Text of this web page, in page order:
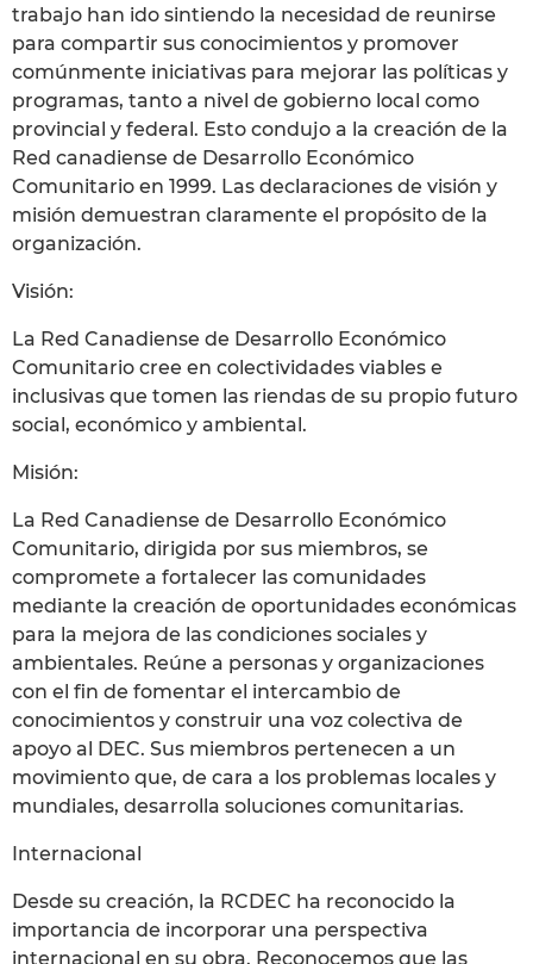
trabajo han ido sintiendo la necesidad de reunirse
para compartir sus conocimientos y promover
comúnmente iniciativas para mejorar las políticas y
programas, tanto a nivel de gobierno local como
provincial y federal. Esto condujo a la creación de la
Red canadiense de Desarrollo Económico
Comunitario en 1999. Las declaraciones de visión y
misión demuestran claramente el propósito de la
organización.
Visión:
La Red Canadiense de Desarrollo Económico
Comunitario cree en colectividades viables e
inclusivas que tomen las riendas de su propio futuro
social, económico y ambiental.
Misión:
La Red Canadiense de Desarrollo Económico
Comunitario, dirigida por sus miembros, se
compromete a fortalecer las comunidades
mediante la creación de oportunidades económicas
para la mejora de las condiciones sociales y
ambientales. Reúne a personas y organizaciones
con el fin de fomentar el intercambio de
conocimientos y construir una voz colectiva de
apoyo al DEC. Sus miembros pertenecen a un
movimiento que, de cara a los problemas locales y
mundiales, desarrolla soluciones comunitarias.
Internacional
Desde su creación, la RCDEC ha reconocido la
importancia de incorporar una perspectiva
internacional en su obra. Reconocemos que las